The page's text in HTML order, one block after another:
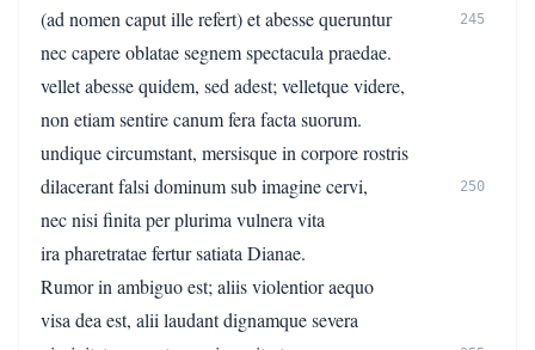
(ad nomen caput ille refert) et abesse queruntur 245
nec capere oblatae segnem spectacula praedae.
vellet abesse quidem, sed adest; velletque videre,
non etiam sentire canum fera facta suorum.
undique circumstant, mersisque in corpore rostris
dilacerant falsi dominum sub imagine cervi,
250
nec nisi finita per plurima vulnera vita
ira pharetratae fertur satiata Dianae.
Rumor in ambiguo est; aliis violentior aequo
visa dea est, alii laudant dignamque severa